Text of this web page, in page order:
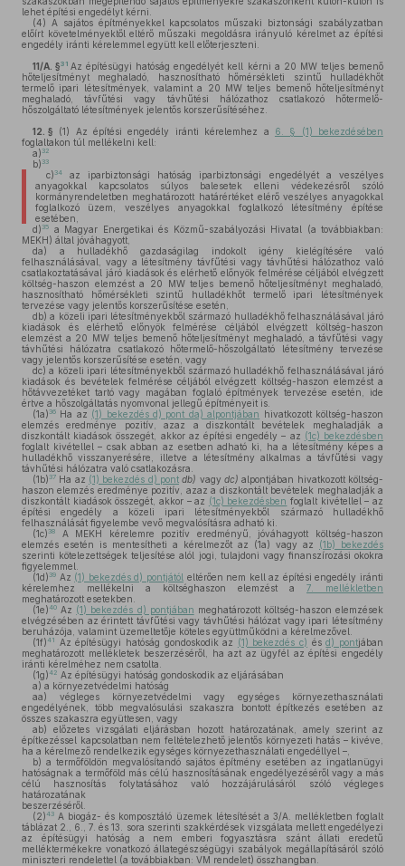
lehet építési engedélyt kérni.
(4) A sajátos építményekkel kapcsolatos műszaki biztonsági szabályzatban
előírt követelményektől eltérő műszaki megoldásra irányuló kérelmet az építési
engedély iránti kérelemmel együtt kell előterjeszteni.
11/A. §31 Az építésügyi hatóság engedélyét kell kérni a 20 MW teljes bemenő
hőteljesítményt meghaladó, hasznosítható hőmérsékleti szintű hulladékhőt
termelő ipari létesítmények, valamint a 20 MW teljes bemenő hőteljesítményt
meghaladó, távfűtési vagy távhűtési hálózathoz csatlakozó hőtermelő-
hőszolgáltató létesítmények jelentős korszerűsítéséhez.
12. § (1) Az építési engedély iránti kérelemhez a 6. § (1) bekezdésében
foglaltakon túl mellékelni kell:
a) 32
b) 33
c) 34az iparbiztonsági hatóság iparbiztonsági engedélyét a veszélyes
anyagokkal kapcsolatos súlyos balesetek elleni védekezésről szóló
kormányrendeletben meghatározott határértéket elérő veszélyes anyagokkal
foglalkozó üzem, veszélyes anyagokkal foglalkozó létesítmény építése
esetében,
d) 35
a Magyar Energetikai és Közmű-szabályozási Hivatal (a továbbiakban:
MEKH) által jóváhagyott,
da) a hulladékhő gazdaságilag indokolt igény kielégítésére való
felhasználásával, vagy a létesítmény távfűtési vagy távhűtési hálózathoz való
csatlakoztatásával járó kiadások és elérhető előnyök felmérése céljából elvégzett
költség-haszon elemzést a 20 MW teljes bemenő hőteljesítményt meghaladó,
hasznosítható hőmérsékleti szintű hulladékhőt termelő ipari létesítmények
tervezése vagy jelentős korszerűsítése esetén,
db) a közeli ipari létesítményekből származó hulladékhő felhasználásával járó
kiadások és elérhető előnyök felmérése céljából elvégzett költség-haszon
elemzést a 20 MW teljes bemenő hőteljesítményt meghaladó, a távfűtési vagy
távhűtési hálózatra csatlakozó hőtermelő-hőszolgáltató létesítmény tervezése
vagy jelentős korszerűsítése esetén, vagy
dc) a közeli ipari létesítményekből származó hulladékhő felhasználásával járó
kiadások és bevételek felmérése céljából elvégzett költség-haszon elemzést a
hőtávvezetéket tartó vagy magában foglaló építmények tervezése esetén, ide
értve a hőszolgáltatás nyomvonal jellegű építményeit is.
(1a) 36 Ha az (1) bekezdés d) pont da) alpontjában hivatkozott költség-haszon
elemzés eredménye pozitív, azaz a diszkontált bevételek meghaladják a
diszkontált kiadások összegét, akkor az építési engedély – az (1c) bekezdésben
foglalt kivétellel – csak abban az esetben adható ki, ha a létesítmény képes a
hulladékhő visszanyerésére, illetve a létesítmény alkalmas a távfűtési vagy
távhűtési hálózatra való csatlakozásra.
(1b) 37 Ha az (1) bekezdés d) pont db) vagydc) alpontjában hivatkozott költség-
haszon elemzés eredménye pozitív, azaz a diszkontált bevételek meghaladják a
diszkontált kiadások összegét, akkor – az (1c) bekezdésben foglalt kivétellel – az
építési engedély a közeli ipari létesítményekből származó hulladékhő
felhasználását figyelembe vevő megvalósításra adható ki.
(1c) 38
A MEKH kérelemre pozitív eredményű, jóváhagyott költség-haszon
elemzés esetén is mentesítheti a kérelmezőt az (1a) vagy az (1b) bekezdés
szerinti kötelezettségek teljesítése alól jogi, tulajdoni vagy finanszírozási okokra
figyelemmel.
(1d) 39 Az (1) bekezdés d) pontjától eltérően nem kell az építési engedély iránti
kérelemhez mellékelni a költséghaszon elemzést a 7. mellékletben
meghatározott esetekben.
(1e)40 Az (1) bekezdés d) pontjában meghatározott költség-haszon elemzések
elvégzésében az érintett távfűtési vagy távhűtési hálózat vagy ipari létesítmény
beruházója, valamint üzemeltetője köteles együttműködni a kérelmezővel.
(1f)41 Az építésügyi hatóság gondoskodik az (1) bekezdés c) ésd) pontjában
meghatározott mellékletek beszerzéséről, ha azt az ügyfél az építési engedély
iránti kérelméhez nem csatolta.
(1g)42 Az építésügyi hatóság gondoskodik az eljárásában
a) a környezetvédelmi hatóság
aa) végleges környezetvédelmi vagy egységes környezethasználati
engedélyének, több megvalósulási szakaszra bontott építkezés esetében az
összes szakaszra együttesen, vagy
ab) előzetes vizsgálati eljárásban hozott határozatának, amely szerint az
építkezéssel kapcsolatban nem feltételezhető jelentős környezeti hatás – kivéve,
ha a kérelmező rendelkezik egységes környezethasználati engedéllyel –,
b) a termőföldön megvalósítandó sajátos építmény esetében az ingatlanügyi
hatóságnak a termőföld más célú hasznosításának engedélyezéséről vagy a más
célú hasznosítás folytatásához való hozzájárulásáról szóló végleges
határozatának
beszerzéséről.
(2)43 A biogáz- és komposztáló üzemek létesítését a 3/A. mellékletben foglalt
táblázat 2., 6., 7. és 13. sora szerinti szakkérdések vizsgálata mellett engedélyezi
az építésügyi hatóság a nem emberi fogyasztásra szánt állati eredetű
melléktermékekre vonatkozó állategészségügyi szabályok megállapításáról szóló
miniszteri rendelettel (a továbbiakban: VM rendelet) összhangban.